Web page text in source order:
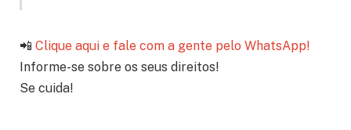
📲 Clique aqui e fale com a gente pelo WhatsApp!
Informe-se sobre os seus direitos!
Se cuida!